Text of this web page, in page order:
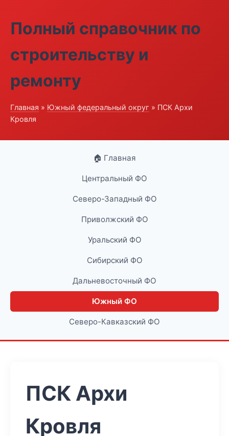
Полный справочник по
строительству и
ремонту
Главная » Южный федеральный округ » ПСК Архи
Кровля
🏠 Главная
Центральный ФО
Северо-Западный ФО
Приволжский ФО
Уральский ФО
Сибирский ФО
Дальневосточный ФО
Южный ФО
Северо-Кавказский ФО
ПСК Архи
Кровля